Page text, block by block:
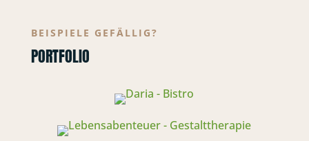
BEISPIELE GEFÄLLIG?
PORTFOLIO